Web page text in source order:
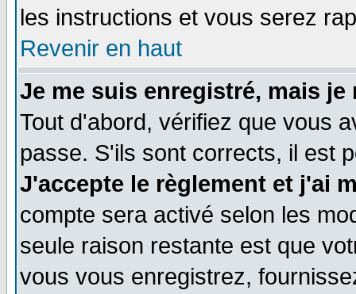
les instructions et vous serez
Revenir en haut
Je me suis enregistré, mais
Tout d'abord, vérifiez que vous
passe. S'ils sont corrects, il est
J'accepte le règlement et j'ai
compte sera activé selon les
seule raison restante est que
vous vous enregistrez,